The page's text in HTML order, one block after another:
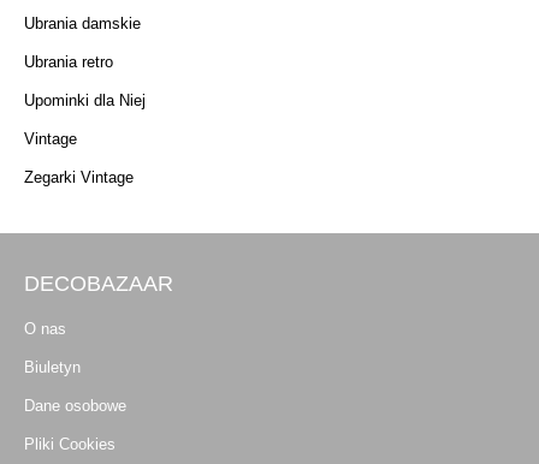
Ubrania damskie
Ubrania retro
Upominki dla Niej
Vintage
Zegarki Vintage
DECOBAZAAR
O nas
Biuletyn
Dane osobowe
Pliki Cookies